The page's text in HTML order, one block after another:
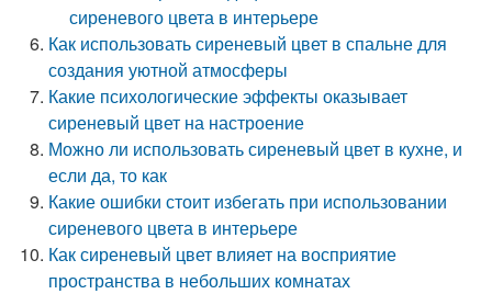
сиреневого цвета в интерьере
Как использовать сиреневый цвет в спальне для
создания уютной атмосферы
Какие психологические эффекты оказывает
сиреневый цвет на настроение
Можно ли использовать сиреневый цвет в кухне, и
если да, то как
Какие ошибки стоит избегать при использовании
сиреневого цвета в интерьере
Как сиреневый цвет влияет на восприятие
пространства в небольших комнатах